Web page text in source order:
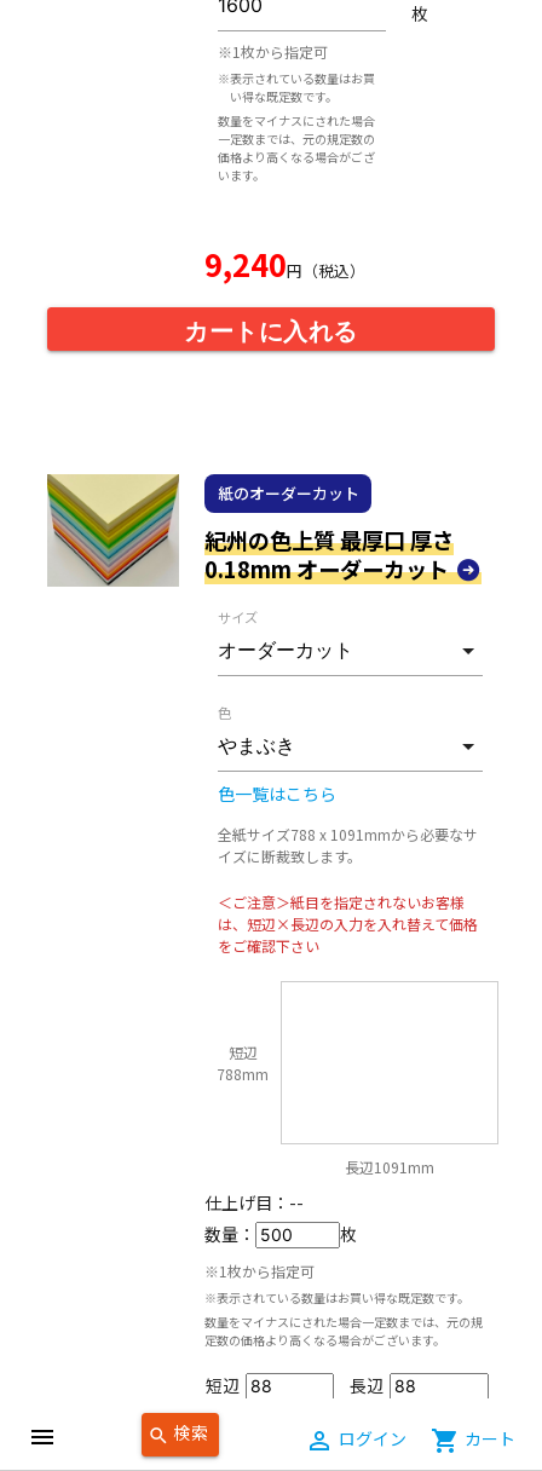
menu search 検索 person_outline ログイン shopping_cart カート
※1枚から指定可
※表示されている数量はお買
い得な既定数です。
数量をマイナスにされた場合
一定数までは、元の規定数の
価格より高くなる場合がござ
います。
枚
9,240円（税込）
カートに入れる
紙のオーダーカット
紀州の色上質 最厚口 厚さ
0.18mm オーダーカット
サイズ
色
色一覧はこちら
全紙サイズ788 x 1091mmから必要なサ
イズに断裁致します。
＜ご注意＞紙目を指定されないお客様
は、短辺×長辺の入力を入れ替えて価格
をご確認下さい
短辺
788mm
長辺1091mm
仕上げ目： --
数量：
枚
※1枚から指定可
※表示されている数量はお買い得な既定数です。
数量をマイナスにされた場合一定数までは、元の規
定数の価格より高くなる場合がございます。
短辺
88〜788mm
長辺
88〜1091mm